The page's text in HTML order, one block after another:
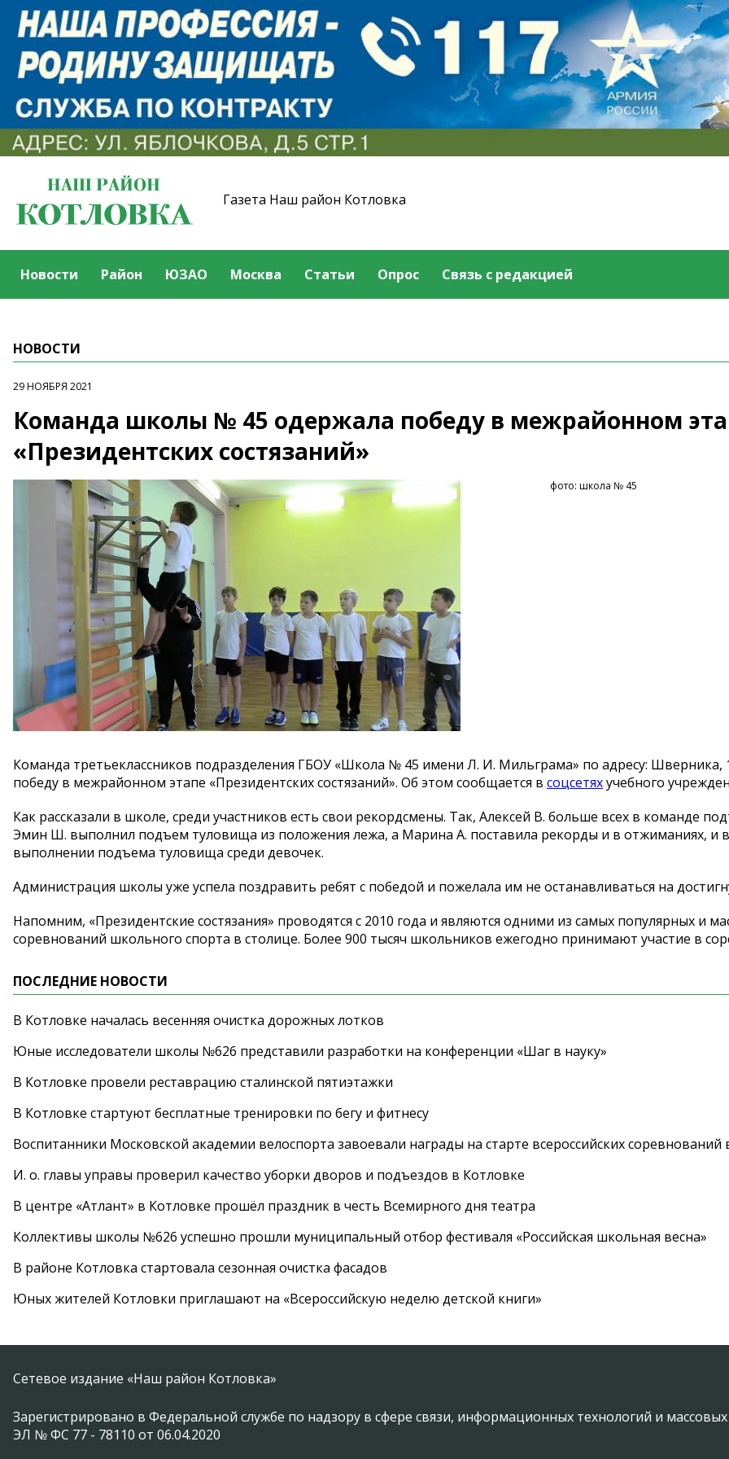
Газета Наш район Котловка
Новости Район ЮЗАО Москва Статьи Опрос Связь с редакцией
НОВОСТИ
29 НОЯБРЯ 2021
Команда школы № 45 одержала победу в межрайонном
«Президентских состязаний»
фото: школа № 45
Команда третьеклассников подразделения ГБОУ «Школа № 45 имени Л. И. Мильграма» по адресу: Шверника,
победу в межрайонном этапе «Президентских состязаний». Об этом сообщается в соцсетяхучебного
Как рассказали в школе, среди участников есть свои рекордсмены. Так, Алексей В. больше всех в команде
Эмин Ш. выполнил подъем туловища из положения лежа, а Марина А. поставила рекорды и в отжиманиях, и в
выполнении подъема туловища среди девочек.
Администрация школы уже успела поздравить ребят с победой и пожелала им не останавливаться на
Напомним, «Президентские состязания» проводятся с 2010 года и являются одними из самых популярных и
соревнований школьного спорта в столице. Более 900 тысяч школьников ежегодно принимают участие в
ПОСЛЕДНИЕ НОВОСТИ
В Котловке началась весенняя очистка дорожных лотков
Юные исследователи школы №626 представили разработки на конференции «Шаг в науку»
В Котловке провели реставрацию сталинской пятиэтажки
В Котловке стартуют бесплатные тренировки по бегу и фитнесу
Воспитанники Московской академии велоспорта завоевали награды на старте всероссийских соревнований
И. о. главы управы проверил качество уборки дворов и подъездов в Котловке
В центре «Атлант» в Котловке прошёл праздник в честь Всемирного дня театра
Коллективы школы №626 успешно прошли муниципальный отбор фестиваля «Российская школьная весна»
В районе Котловка стартовала сезонная очистка фасадов
Юных жителей Котловки приглашают на «Всероссийскую неделю детской книги»
Сетевое издание «Наш район Котловка»
Зарегистрировано в Федеральной службе по надзору в сфере связи, информационных технологий и
ЭЛ № ФС 77 - 78110 от 06.04.2020